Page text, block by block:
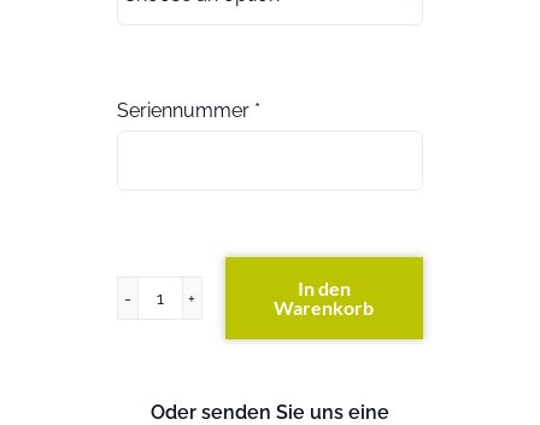
Seriennummer *
PowerEdge
In den
Warenkorb
Oder senden Sie uns eine